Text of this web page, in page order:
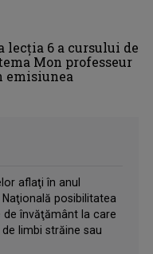
lecţia 6 a cursului de
Mon professeur
emisiunea
aflaţi în anul
posibilitatea
învăţământ la care
limbi străine sau